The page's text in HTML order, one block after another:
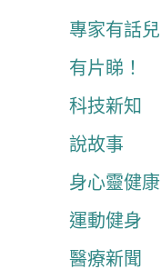
專家有話兒
有片睇！
科技新知
說故事
身心靈健康
運動健身
醫療新聞